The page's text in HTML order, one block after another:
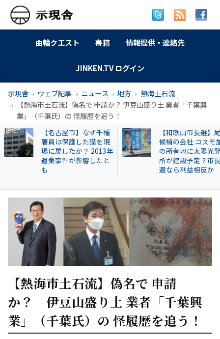
曲輪クエスト 書籍 情報提供・連絡先
JINKEN.TV ログイン
示現舎 ウェブ記事 ニュース 地方
熱海土石流
【熱海市土石流】偽名で 申請か？ 伊豆山盛り土 業者「千葉興
業」（千葉氏）の 怪履歴を追う！
【和歌山市長選】尾崎
候補の会社 コスモ加太
の所有地に太陽光発電
所が建設予定？市長当
選なら利益相反か
訴訟進行状況
月27日現在
【熱海市土石流】偽名で 申請
か？ 伊豆山盛り土 業者「千葉興
業」（千葉氏）の 怪履歴を追う！